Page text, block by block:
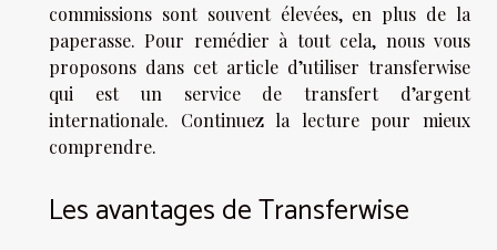
commissions sont souvent élevées, en plus de la
paperasse. Pour remédier à tout cela, nous vous
proposons dans cet article d’utiliser transferwise
qui est un service de transfert d’argent
internationale. Continuez la lecture pour mieux
comprendre.
Les avantages de Transferwise